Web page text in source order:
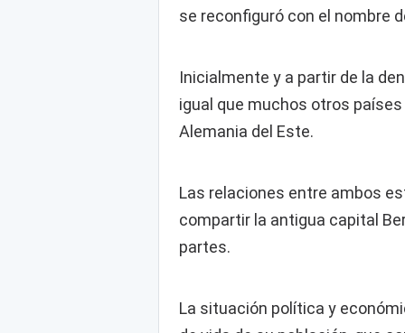
se reconfiguró con el nombre
Inicialmente y a partir de la
igual que muchos otros
Alemania del Este.
Las relaciones entre ambos
compartir la antigua capital
partes.
La situación política y